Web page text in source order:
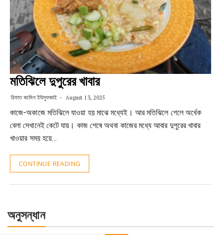
মতিঝিলে দুপুরের খাবার
রিফাত জামিল ইউসুফজাই August 13, 2025
কাজে-অকাজে মতিঝিলে যাওয়া হয় মাঝে মধ্যেই। আর মতিঝিলে গেলে অর্ধেক
বেলা সেখানেই কেটে যায়। কাজ শেষে অথবা কাজের মধ্যে আবার দুপুরের খাবার
খাওয়ার সময় হয়ে…
CONTINUE READING
অনুসন্ধান